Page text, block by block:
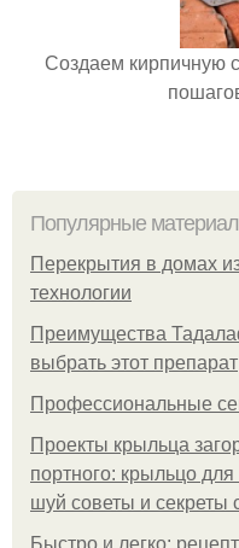
Создаем кирпичную
Популярные
Перекрытия в домах
технологии
Преимущества
выбрать этот препарат
Профессиональные
Проекты крыльца
портного: крыльцо
шуй советы и секреты
Быстро и легко: